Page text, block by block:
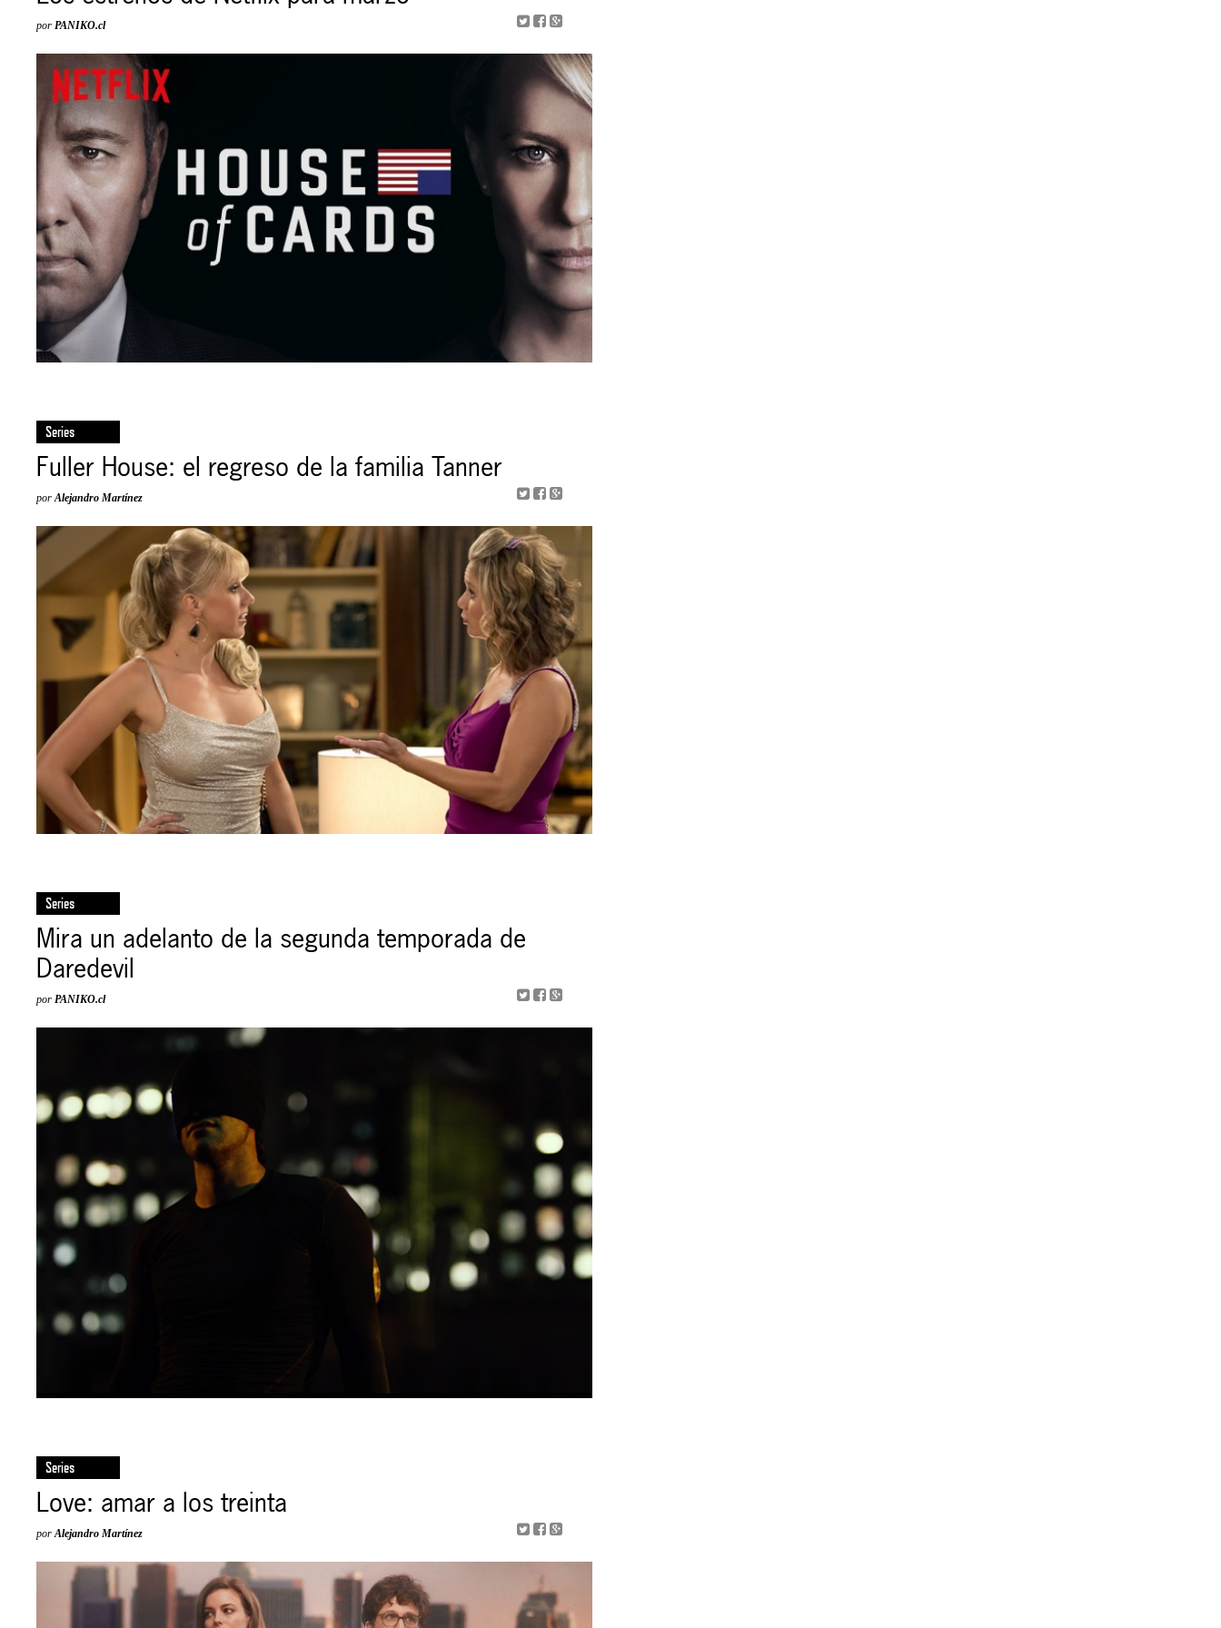
porPANIKO.cl
Series
Fuller House: el regreso de la familia Tanner
porAlejandro Martínez
Series
Mira un adelanto de la segunda temporada de
Daredevil
porPANIKO.cl
Series
Love: amar a los treinta
porAlejandro Martínez